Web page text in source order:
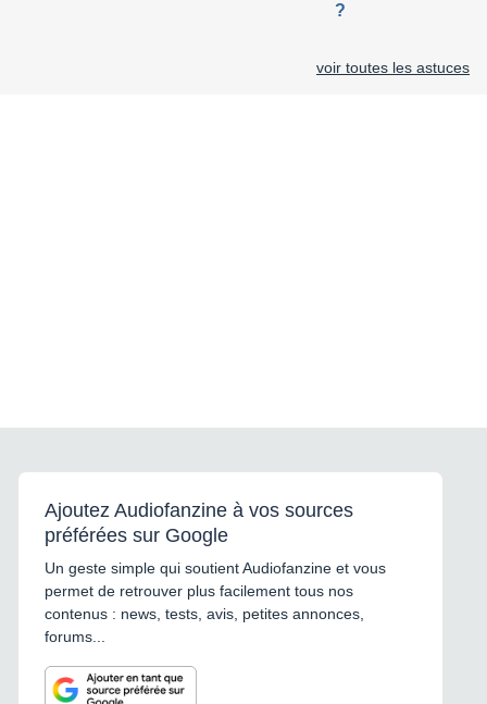
?
voir toutes les astuces
Ajoutez Audiofanzine à vos sources
préférées sur Google
Un geste simple qui soutient Audiofanzine et vous
permet de retrouver plus facilement tous nos
contenus : news, tests, avis, petites annonces,
forums...